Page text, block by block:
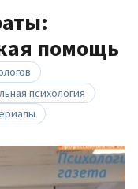
помощь
психология